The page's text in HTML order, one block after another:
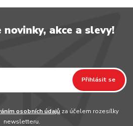
akce a slevy!
Přihlásit se
osobních údajů za účelem rozesílky
newsletteru.